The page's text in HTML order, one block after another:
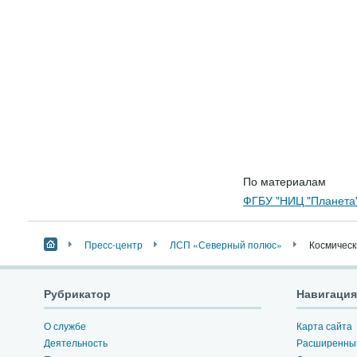
По материалам
ФГБУ "НИЦ
Пресс-центр ЛСП «Северный полюс»
Рубрикатор
О службе
Деятельность
Карта сайта